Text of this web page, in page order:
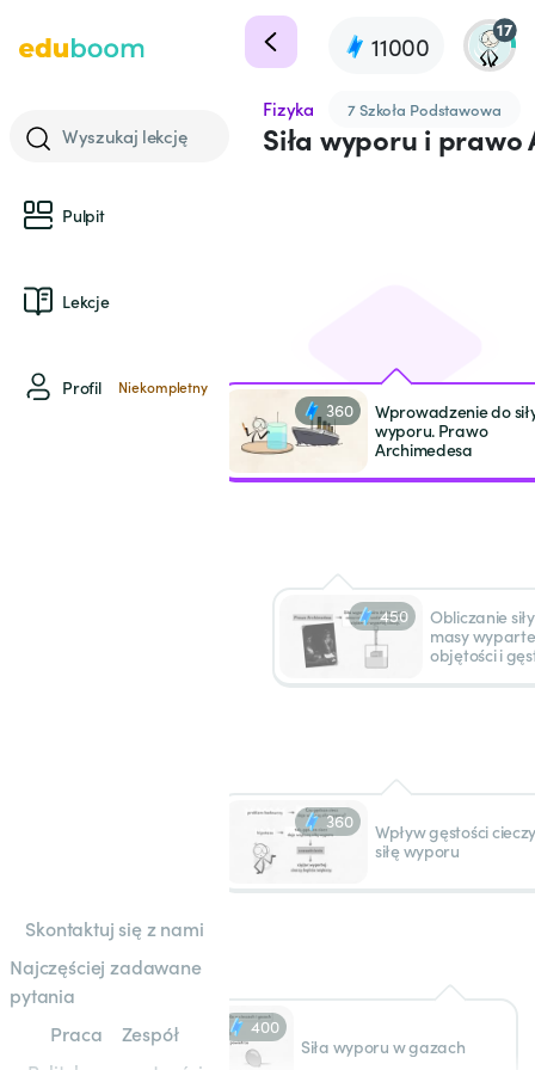
11000
17
Wyszukaj lekcję
Pulpit
Lekcje
Profil Niekompletny
Skontaktuj się z nami
Najczęściej zadawane
pytania
Praca
Zespół
Fizyka 7 Szkoła Podstawowa
Siła wyporu i
360
Wprowadzenie do
wyporu. Prawo
Archimedesa
450
Obliczanie
masy
objętości i
360
Wpływ gęstości
siłę wyporu
400
Siła wyporu w gazach